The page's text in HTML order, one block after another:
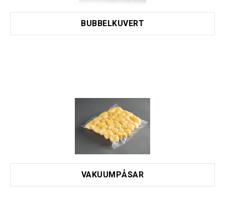
BUBBELKUVERT
VAKUUMPÅSAR